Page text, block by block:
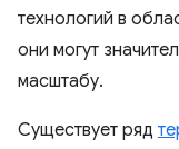
технологий в
они могут
масштабу.
Существует ряд